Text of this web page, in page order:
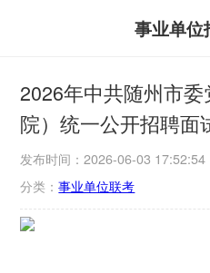
事业单位
2026年中共随州市
院）统一公开招聘面
发布时间：2026-06-03 17:52:54
分类：事业单位联考